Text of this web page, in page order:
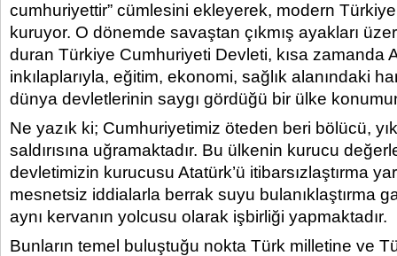
cumhuriyettir” cümlesini ekleyerek, modern
kuruyor. O dönemde savaştan çıkmış ayakları
duran Türkiye Cumhuriyeti Devleti, kısa zamanda
inkılaplarıyla, eğitim, ekonomi, sağlık alanındaki
dünya devletlerinin saygı gördüğü bir ülke
Ne yazık ki; Cumhuriyetimiz öteden beri bölücü,
saldırısına uğramaktadır. Bu ülkenin kurucu
devletimizin kurucusu Atatürk’ü itibarsızlaştırma
mesnetsiz iddialarla berrak suyu bulanıklaştırma
aynı kervanın yolcusu olarak işbirliği yapmaktadır.
Bunların temel buluştuğu nokta Türk milletine ve